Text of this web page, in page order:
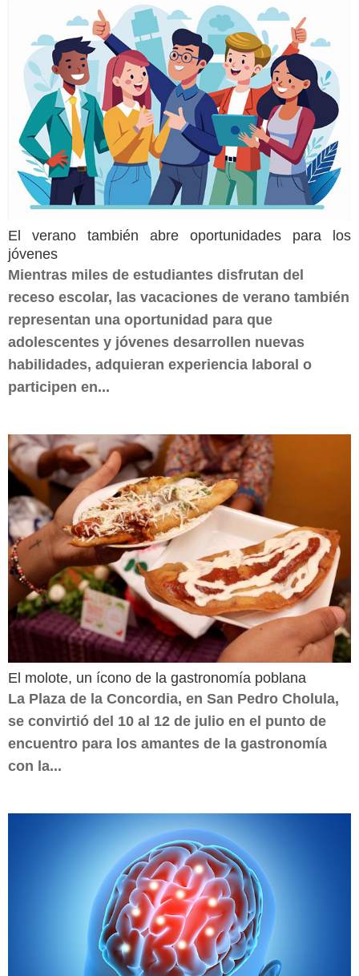
El verano también abre oportunidades para los
jóvenes
Mientras miles de estudiantes disfrutan del
receso escolar, las vacaciones de verano también
representan una oportunidad para que
adolescentes y jóvenes desarrollen nuevas
habilidades, adquieran experiencia laboral o
participen en...
El molote, un ícono de la gastronomía poblana
La Plaza de la Concordia, en San Pedro Cholula,
se convirtió del 10 al 12 de julio en el punto de
encuentro para los amantes de la gastronomía
con la...